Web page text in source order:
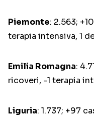
Piemonte: 2.563;
terapia intensiva, 1
Emilia Romagna:
ricoveri, -1 terapia
Liguria: 1.737; +97